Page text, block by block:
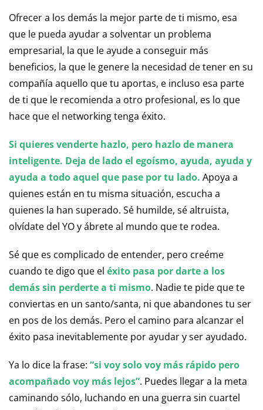
Ofrecer a los demás la mejor parte de ti mismo, esa
que le pueda ayudar a solventar un problema
empresarial, la que le ayude a conseguir más
beneficios, la que le genere la necesidad de tener en su
compañía aquello que tu aportas, e incluso esa parte
de ti que le recomienda a otro profesional, es lo que
hace que el networking tenga éxito.
Si quieres venderte hazlo, pero hazlo de manera
inteligente. Deja de lado el egoísmo, ayuda, ayuda y
ayuda a todo aquel que pase por tu lado. Apoya a
quienes están en tu misma situación, escucha a
quienes la han superado. Sé humilde, sé altruista,
olvídate del YO y ábrete al mundo que te rodea.
Sé que es complicado de entender, pero creéme
cuando te digo que el éxito pasa por darte a los
demás sin perderte a ti mismo. Nadie te pide que te
conviertas en un santo/santa, ni que abandones tu ser
en pos de los demás. Pero el camino para alcanzar el
éxito pasa inevitablemente por ayudar y ser ayudado.
Ya lo dice la frase: “si voy solo voy más rápido pero
acompañado voy más lejos”. Puedes llegar a la meta
caminando sólo, luchando en una guerra sin cuartel